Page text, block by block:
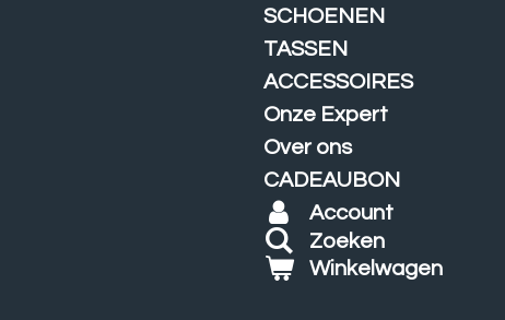
SCHOENEN
TASSEN
ACCESSOIRES
Onze Expert
Over ons
CADEAUBON
Account
Zoeken
Winkelwagen